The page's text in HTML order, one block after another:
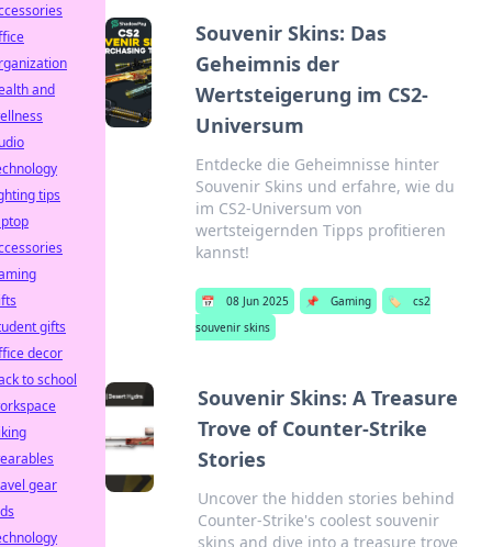
Souvenir Skins: Das
Geheimnis der
Wertsteigerung im CS2-
Universum
Entdecke die Geheimnisse hinter
Souvenir Skins und erfahre, wie du
im CS2-Universum von
wertsteigernden Tipps profitieren
kannst!
📅 08 Jun 2025 📌 Gaming 🏷️
cs2
souvenir skins
Souvenir Skins: A Treasure
Trove of Counter-Strike
Stories
Uncover the hidden stories behind
Counter-Strike's coolest souvenir
skins and dive into a treasure trove
and
tips
gifts
decor
to school
gear